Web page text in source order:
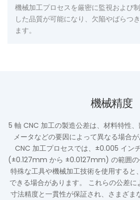
機械加工プロセスを厳密に監視および
した品質が可能になり、欠陥やばらつ
ます。
機械精度
5 軸 CNC 加工の製造公差は、材料特性
メータなどの要因によって異なる場合
CNC 加工プロセスでは、±0.005 イン
(±0.127mm から ±0.0127mm) の範囲の
特殊な工具や機械加工技術を使用すると
できる場合があります。 これらの公差
寸法精度と一貫性が保証され、さまざま